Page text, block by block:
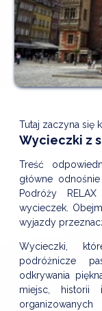
Tutaj zaczyna się
Wycieczki z
Treść
główne
Podróży
wycieczek.
wyjazdy
Wycieczki,
podróżnicze
odkrywania
miejsc,